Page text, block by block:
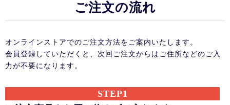
ご注文の流れ
オンラインストアでのご注文方法をご案内いたします。
会員登録していただくと、次回ご注文からはご住所などのご入
力が不要になります。
STEP1